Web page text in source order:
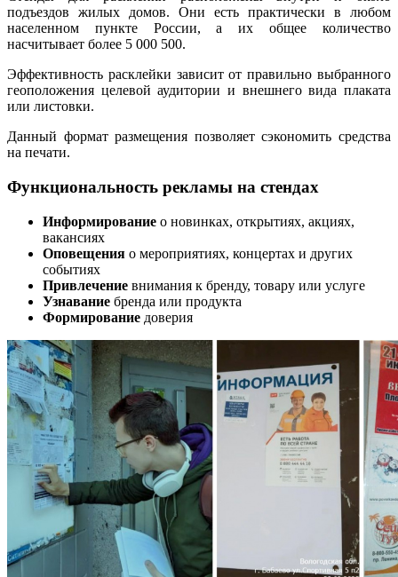
подъездов жилых домов. Они есть практически в любом
населенном пункте России, а их общее количество
насчитывает более 5 000 500.
Эффективность расклейки зависит от правильно выбранного
геоположения целевой аудитории и внешнего вида плаката
или листовки.
Данный формат размещения позволяет сэкономить средства
на печати.
Функциональность рекламы на стендах
Информирование о новинках, открытиях, акциях,
вакансиях
Оповещения о мероприятиях, концертах и других
событиях
Привлечение внимания к бренду, товару или услуге
Узнавание бренда или продукта
Формирование доверия